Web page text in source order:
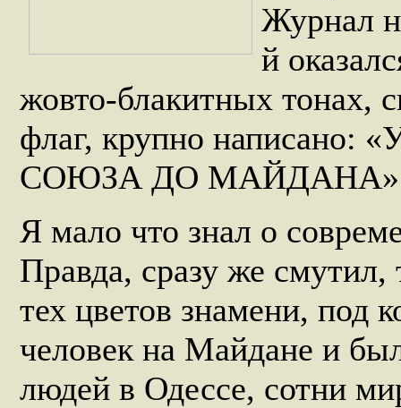
Журнал
й
жовто-блакитных тонах,
флаг, крупно
СОЮЗА ДО
Я мало что знал о
Правда, сразу же смутил,
тех цветов знамени, под
человек на Майдане и
людей в Одессе, сотни